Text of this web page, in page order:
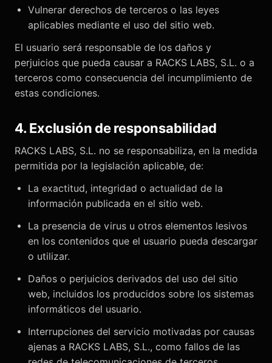
Vulnerar derechos de terceros o las leyes
aplicables mediante el uso del sitio web.
El usuario será responsable de los daños y
perjuicios que pueda causar a RACKS LABS, S.L. o a
terceros como consecuencia del incumplimiento de
estas condiciones.
4. Exclusión de responsabilidad
RACKS LABS, S.L. no se responsabiliza, en la medida
permitida por la legislación aplicable, de:
La exactitud, integridad o actualidad de la
información publicada en el sitio web.
La presencia de virus u otros elementos lesivos
en los contenidos que el usuario pueda descargar
o utilizar.
Daños o perjuicios derivados del uso del sitio
web, incluidos los producidos sobre los sistemas
informáticos del usuario.
Interrupciones del servicio motivadas por causas
ajenas a RACKS LABS, S.L., como fallos de las